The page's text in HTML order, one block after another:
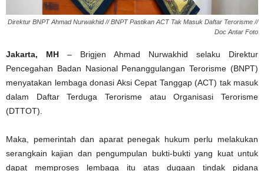
Direktur BNPT Ahmad Nurwakhid // BNPT Pastikan ACT Tak Masuk Daftar Terorisme //
Doc Antar Foto
Jakarta, MH – Brigjen Ahmad Nurwakhid selaku Direktur
Pencegahan Badan Nasional Penanggulangan Terorisme (BNPT)
menyatakan lembaga donasi Aksi Cepat Tanggap (ACT) tak masuk
dalam Daftar Terduga Terorisme atau Organisasi Terorisme
(DTTOT).
Maka, pemerintah dan aparat penegak hukum perlu melakukan
serangkain kajian dan pengumpulan bukti-bukti yang kuat untuk
dapat memproses lembaga itu atas dugaan tindak pidana